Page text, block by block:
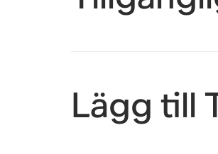
Lägg till